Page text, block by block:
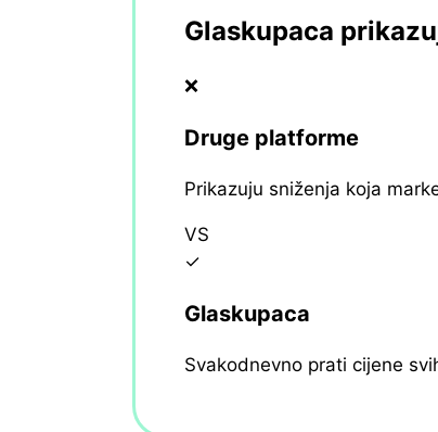
Glaskupaca
❌
Druge platforme
Prikazuju sniženja koja
VS
✓
Glaskupaca
Svakodnevno prati cijene